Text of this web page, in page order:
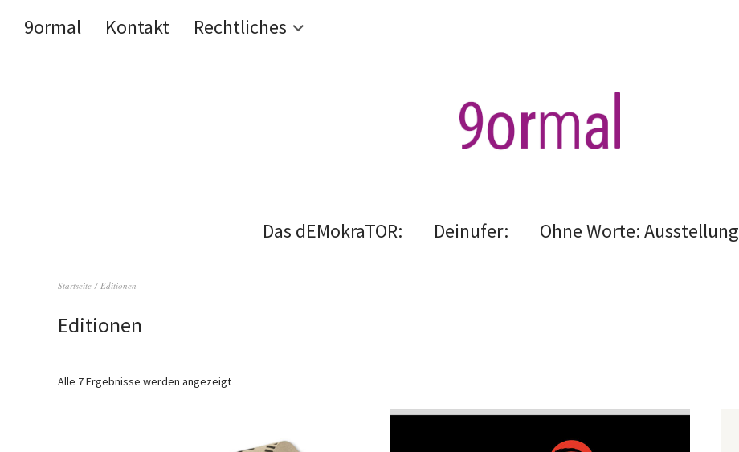
9ormal Kontakt Rechtliches
Das dEMokraTOR: Deinufer: Ohne Worte: Ausstellung
Startseite / Editionen
Editionen
Alle 7 Ergebnisse werden angezeigt